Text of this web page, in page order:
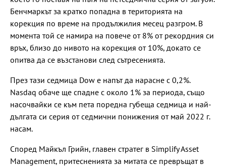
Бенчмаркът за кратко попадна в територията на
корекция по време на продължилия месец разгром. В
момента той се намира на повече от 8% от рекордния си
връх, близо до нивото на корекция от 10%, докато се
опитва да се възстанови след сътресенията.
През тази седмица Dow е напът да нарасне с 0,2%.
Nasdaq обаче ще спадне с около 1% за периода, също
насочвайки се към пета поредна губеща седмица и най-
дългата си серия от седмични понижения от май 2022 г.
насам.
Според Майкъл Грийн, главен стратег в Simplify Asset
Management, притесненията за митата се превръщат в